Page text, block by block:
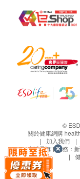
免發生危險。
本產品無添加
程，不必添加
裝食品，請安
©
關於健康網購
加入我們
生活易旗下業務：